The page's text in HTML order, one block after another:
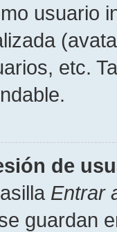
usuario
etc.
de
Entrar
guardan